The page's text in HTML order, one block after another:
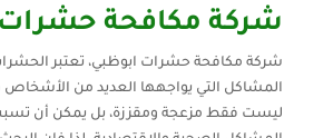
شركة مكافحة حشرات
شركة مكافحة حشرات ابوظبي، تعتبر
المشاكل التي يواجهها العديد من
ليست فقط مزعجة ومقززة، بل يمكن أن تسبب